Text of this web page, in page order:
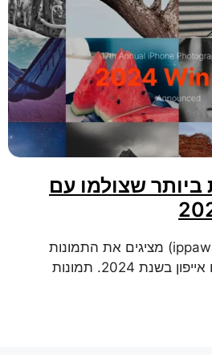
ביותר שצולמו עם
פרסי צילום אייפון (ippawards) מציגים את התמונות
היפות ביותר שצולמו עם אייפון בשנת 2024. תמונות